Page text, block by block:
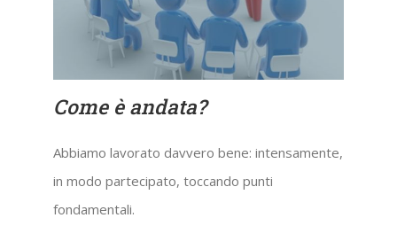
Come è andata?
Abbiamo lavorato davvero bene: intensamente,
in modo partecipato, toccando punti
fondamentali.